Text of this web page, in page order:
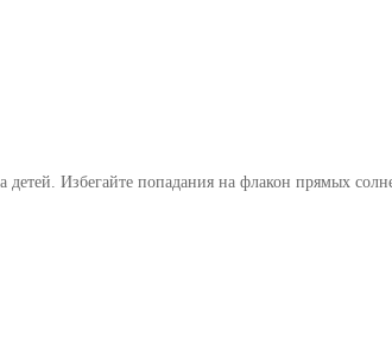
детей. Избегайте попадания на флакон прямых